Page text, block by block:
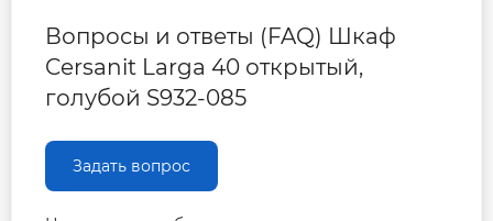
Вопросы и ответы (FAQ) Шкаф
Cersanit Larga 40 открытый,
голубой S932-085
Задать вопрос